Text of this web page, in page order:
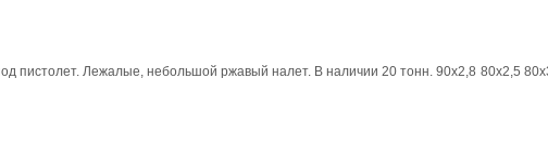
пистолет. Лежалые, небольшой ржавый налет. В наличии 20 тонн. 90х2,8 80х2,5